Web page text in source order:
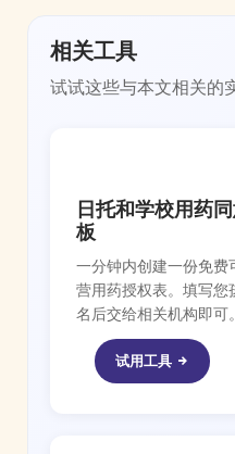
相关工具
试试这些与本文相关的
日托和学校用药
板
一分钟内创建一份免费
营用药授权表。填写
名后交给相关机构即可。
试用工具